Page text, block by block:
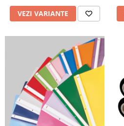
Prosoape din hartie
Saci menajeri
Sapunuri si dezinfectanti
VEZI VARIANTE